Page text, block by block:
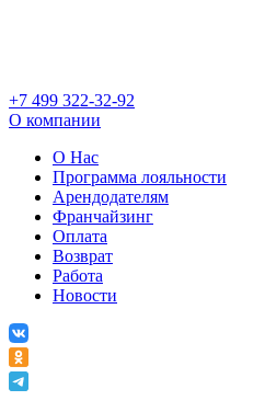
+7 499 322-32-92
О компании
О Нас
Программа лояльности
Арендодателям
Франчайзинг
Оплата
Возврат
Работа
Новости